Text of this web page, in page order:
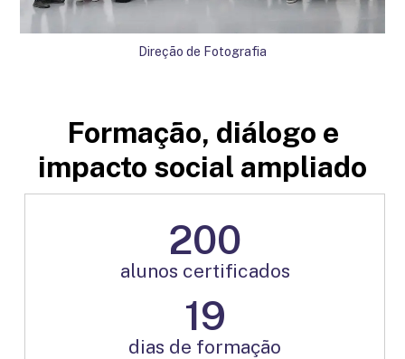
Direção de Fotografia
Formação, diálogo e
impacto social ampliado
200
alunos certificados
19
dias de formação